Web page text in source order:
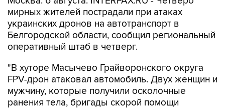
мирных жителей пострадали при атаках
украинских дронов на автотранспорт в
Белгородской области, сообщил региональный
оперативный штаб в четверг.
"В хуторе Масычево Грайворонского округа
FPV-дрон атаковал автомобиль. Двух женщин и
мужчину, которые получили осколочные
ранения тела, бригады скорой помощи